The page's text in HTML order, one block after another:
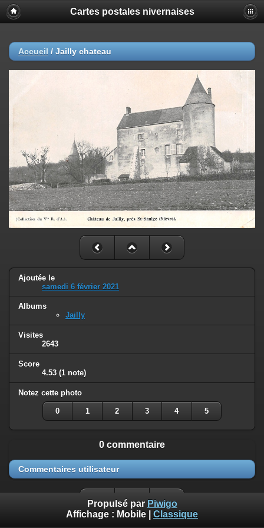
Cartes postales nivernaises
Accueil / Jailly chateau
Ajoutée le
samedi 6 février 2021
Albums
Jailly
Visites
2643
Score
4.53 (1 note)
Notez cette photo
0 1 2 3 4 5
0 commentaire
Commentaires utilisateur
Propulsé par Piwigo
Affichage : Mobile Classique